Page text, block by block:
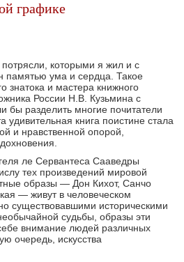
графике
которыми я жил и с
памятью ума и сердца. Такое
знатока и мастера книжного
России Н.В. Кузьмина с
бы разделить многие почитатели
удивительная книга поистине стала
и нравственной опорой,
ле Сервантеса Сааведры
тех про­изведений мировой
образы — Дон Кихот, Санчо
— живут в человеческом
существовавшими историческими
судьбы, образы эти
внимание людей различных
очередь, искусства